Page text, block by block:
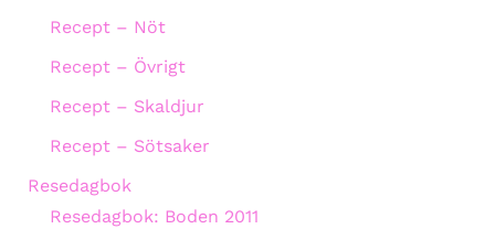
Recept – Nöt
Recept – Övrigt
Recept – Skaldjur
Recept – Sötsaker
Resedagbok
Resedagbok: Boden 2011